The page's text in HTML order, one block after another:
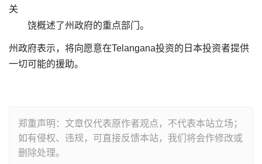
关
饶概述了州政府的重点部门。
州政府表示，将向愿意在Telangana投资的日本投资者提供
一切可能的援助。
郑重声明：文章仅代表原作者观点，不代表本站立场；
如有侵权、违规，可直接反馈本站，我们将会作修改或
删除处理。